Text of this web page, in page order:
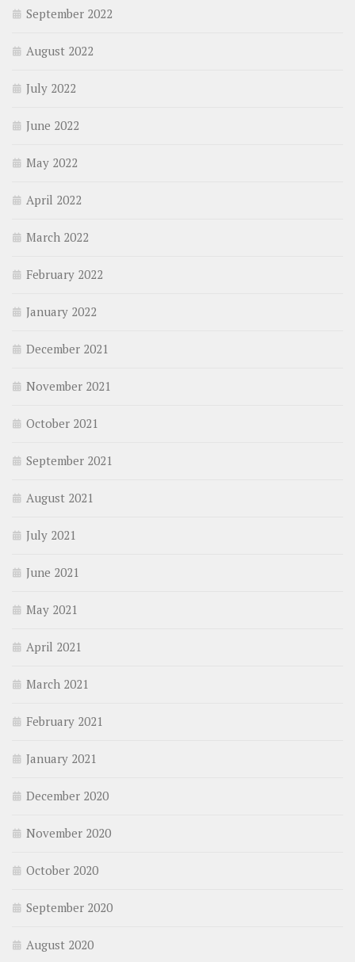
September 2022
August 2022
July 2022
June 2022
May 2022
April 2022
March 2022
February 2022
January 2022
December 2021
November 2021
October 2021
September 2021
August 2021
July 2021
June 2021
May 2021
April 2021
March 2021
February 2021
January 2021
December 2020
November 2020
October 2020
September 2020
August 2020